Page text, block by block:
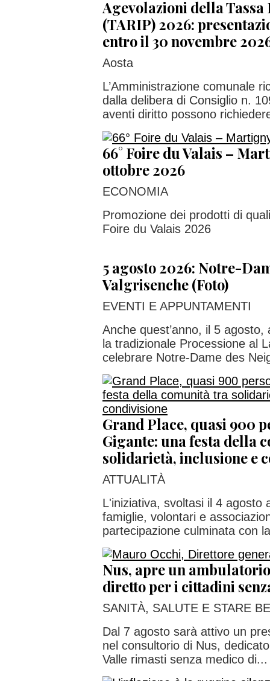
Agevolazioni della
(TARIP) 2026:
entro il 30 novembre
Aosta
L’Amministrazione comunale
dalla delibera di Consiglio n.
aventi diritto possono
66° Foire du Valais –
ottobre 2026
ECONOMIA
Promozione dei prodotti di
Foire du Valais 2026
5 agosto 2026: Notre-
Valgrisenche (Foto)
EVENTI E APPUNTAMENTI
Anche quest’anno, il 5
la tradizionale Processione al
celebrare Notre-Dame des
Grand Place, quasi 900
Gigante: una festa della
solidarietà, inclusione e
ATTUALITÀ
L'iniziativa, svoltasi il 4 agosto
famiglie, volontari e
partecipazione culminata con
Nus, apre un
diretto per i cittadini
SANITÀ, SALUTE E STARE
Dal 7 agosto sarà attivo un
nel consultorio di Nus,
Valle rimasti senza medico di...